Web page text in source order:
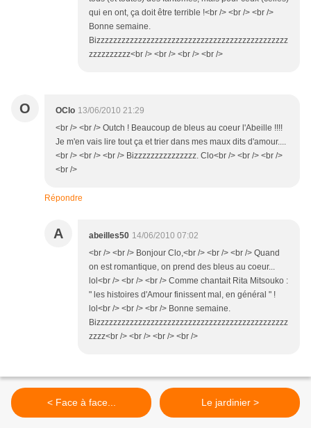
qui en ont, ça doit être terrible !<br /> <br /> <br />
Bonne semaine.
Bizzzzzzzzzzzzzzzzzzzzzzzzzzzzzzzzzzzzzzzzzzzzzz
zzzzzzzzzz<br /> <br /> <br /> <br />
O OClo 13/06/2010 21:29
<br /> <br /> Outch ! Beaucoup de bleus au coeur l'Abeille !!!!
Je m'en vais lire tout ça et trier dans mes maux dits d'amour....
<br /> <br /> <br /> Bizzzzzzzzzzzzzzz. Clo<br /> <br /> <br />
<br />
Répondre
A abeilles50 14/06/2010 07:02
<br /> <br /> Bonjour Clo,<br /> <br /> <br /> Quand
on est romantique, on prend des bleus au coeur...
lol<br /> <br /> <br /> Comme chantait Rita Mitsouko :
" les histoires d'Amour finissent mal, en général " !
lol<br /> <br /> <br /> Bonne semaine.
Bizzzzzzzzzzzzzzzzzzzzzzzzzzzzzzzzzzzzzzzzzzzzzz
zzzz<br /> <br /> <br /> <br />
< Face à face... Le jardinier >